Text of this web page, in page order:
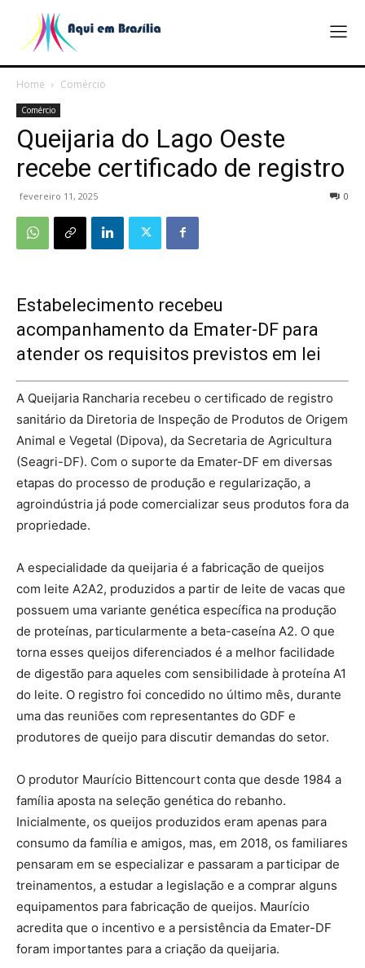
Home Comércio
Comércio
Queijaria do Lago Oeste
recebe certificado de registro
fevereiro 11, 2025 0
Estabelecimento recebeu
acompanhamento da Emater-DF para
atender os requisitos previstos em lei
A Queijaria Rancharia recebeu o certificado de registro
sanitário da Diretoria de Inspeção de Produtos de Origem
Animal e Vegetal (Dipova), da Secretaria de Agricultura
(Seagri-DF). Com o suporte da Emater-DF em diversas
etapas do processo de produção e regularização, a
agroindústria já pode comercializar seus produtos fora da
propriedade.
A especialidade da queijaria é a fabricação de queijos
com leite A2A2, produzidos a partir de leite de vacas que
possuem uma variante genética específica na produção
de proteínas, particularmente a beta-caseína A2. O que
torna esses queijos diferenciados é a melhor facilidade
de digestão para aqueles com sensibilidade à proteína A1
do leite. O registro foi concedido no último mês, durante
uma das reuniões com representantes do GDF e
produtores de queijo para discutir demandas do setor.
O produtor Maurício Bittencourt conta que desde 1984 a
família aposta na seleção genética do rebanho.
Inicialmente, os queijos produzidos eram apenas para
consumo da família e amigos, mas, em 2018, os familiares
pensaram em se especializar e passaram a participar de
treinamentos, a estudar a legislação e a comprar alguns
equipamentos para fabricação de queijos. Maurício
acredita que o incentivo e a persistência da Emater-DF
foram importantes para a criação da queijaria.